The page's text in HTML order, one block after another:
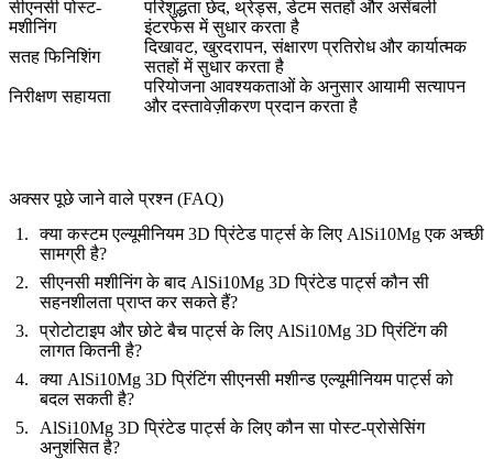
सीएनसी पोस्ट-
मशीनिंग
परिशुद्धता छेद, थ्रेड्स, डेटम सतहों और असेंबली
इंटरफेस में सुधार करता है
सतह फिनिशिंग
दिखावट, खुरदरापन, संक्षारण प्रतिरोध और कार्यात्मक
सतहों में सुधार करता है
निरीक्षण सहायता
परियोजना आवश्यकताओं के अनुसार आयामी सत्यापन
और दस्तावेज़ीकरण प्रदान करता है
अक्सर पूछे जाने वाले प्रश्न (FAQ)
क्या कस्टम एल्यूमीनियम 3D प्रिंटेड पार्ट्स के लिए AlSi10Mg एक अच्छी
सामग्री है?
सीएनसी मशीनिंग के बाद AlSi10Mg 3D प्रिंटेड पार्ट्स कौन सी
सहनशीलता प्राप्त कर सकते हैं?
प्रोटोटाइप और छोटे बैच पार्ट्स के लिए AlSi10Mg 3D प्रिंटिंग की
लागत कितनी है?
क्या AlSi10Mg 3D प्रिंटिंग सीएनसी मशीन्ड एल्यूमीनियम पार्ट्स को
बदल सकती है?
AlSi10Mg 3D प्रिंटेड पार्ट्स के लिए कौन सा पोस्ट-प्रोसेसिंग
अनुशंसित है?